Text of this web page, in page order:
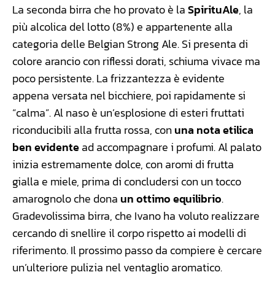
La seconda birra che ho provato è laSpirituAle, la
più alcolica del lotto (8%) e appartenente alla
categoria delle Belgian Strong Ale. Si presenta di
colore arancio con riflessi dorati, schiuma vivace ma
poco persistente. La frizzantezza è evidente
appena versata nel bicchiere, poi rapidamente si
“calma”. Al naso è un’esplosione di esteri fruttati
riconducibili alla frutta rossa, conuna nota etilica
ben evidentead accompagnare i profumi. Al palato
inizia estremamente dolce, con aromi di frutta
gialla e miele, prima di concludersi con un tocco
amarognolo che dona un ottimo equilibrio.
Gradevolissima birra, che Ivano ha voluto realizzare
cercando di snellire il corpo rispetto ai modelli di
riferimento. Il prossimo passo da compiere è cercare
un’ulteriore pulizia nel ventaglio aromatico.